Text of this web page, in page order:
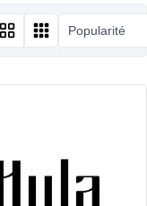
Popularité